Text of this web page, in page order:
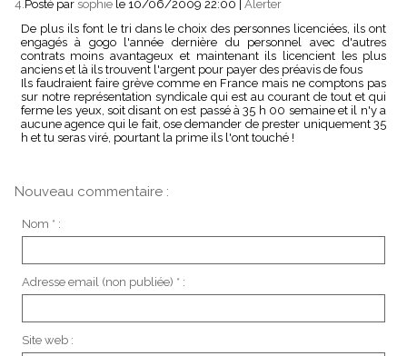
4. Posté par sophie le 10/06/2009 22:00
Alerter
De plus ils font le tri dans le choix des personnes licenciées, ils ont
engagés à gogo l'année dernière du personnel avec d'autres
contrats moins avantageux et maintenant ils licencient les plus
anciens et là ils trouvent l'argent pour payer des préavis de fous
Ils faudraient faire grève comme en France mais ne comptons pas
sur notre représentation syndicale qui est au courant de tout et qui
ferme les yeux, soit disant on est passé à 35 h 00 semaine et il n'y a
aucune agence qui le fait, ose demander de prester uniquement 35
h et tu seras viré, pourtant la prime ils l'ont touché !
Nouveau commentaire :
Nom * :
Adresse email (non publiée) * :
Site web :